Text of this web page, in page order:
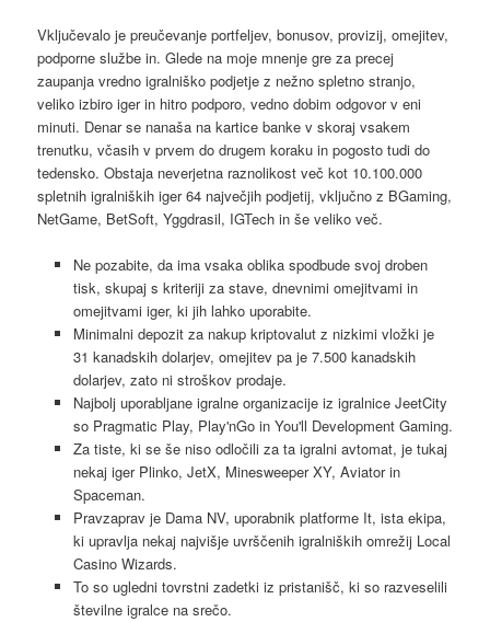
Vključevalo je preučevanje portfeljev, bonusov, provizij, omejitev,
podporne službe in. Glede na moje mnenje gre za precej
zaupanja vredno igralniško podjetje z nežno spletno stranjo,
veliko izbiro iger in hitro podporo, vedno dobim odgovor v eni
minuti. Denar se nanaša na kartice banke v skoraj vsakem
trenutku, včasih v prvem do drugem koraku in pogosto tudi do
tedensko. Obstaja neverjetna raznolikost več kot 10.100.000
spletnih igralniških iger 64 največjih podjetij, vključno z BGaming,
NetGame, BetSoft, Yggdrasil, IGTech in še veliko več.
Ne pozabite, da ima vsaka oblika spodbude svoj droben
tisk, skupaj s kriteriji za stave, dnevnimi omejitvami in
omejitvami iger, ki jih lahko uporabite.
Minimalni depozit za nakup kriptovalut z nizkimi vložki je
31 kanadskih dolarjev, omejitev pa je 7.500 kanadskih
dolarjev, zato ni stroškov prodaje.
Najbolj uporabljane igralne organizacije iz igralnice JeetCity
so Pragmatic Play, Play'nGo in You'll Development Gaming.
Za tiste, ki se še niso odločili za ta igralni avtomat, je tukaj
nekaj iger Plinko, JetX, Minesweeper XY, Aviator in
Spaceman.
Pravzaprav je Dama NV, uporabnik platforme It, ista ekipa,
ki upravlja nekaj najvišje uvrščenih igralniških omrežij Local
Casino Wizards.
To so ugledni tovrstni zadetki iz pristanišč, ki so razveselili
številne igralce na srečo.